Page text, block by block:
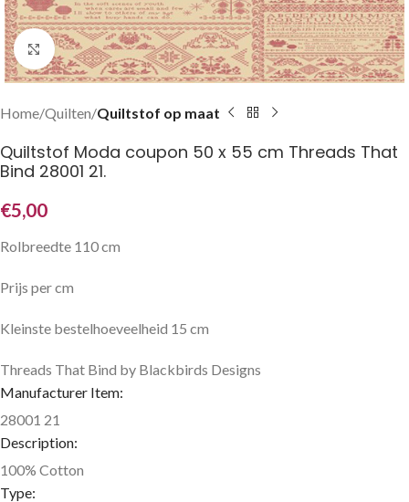
Klik om te vergroten
Home Quilten Quiltstof op maat
Quiltstof Moda coupon 50 x 55 cm Threads That
Bind 28001 21.
€5,00
Rolbreedte 110 cm
Prijs per cm
Kleinste bestelhoeveelheid 15 cm
Threads That Bind by Blackbirds Designs
Manufacturer Item:
28001 21
Description:
100% Cotton
Type: